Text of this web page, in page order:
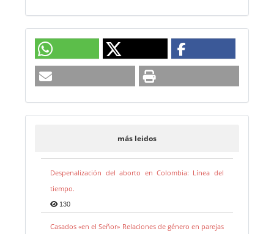
más leidos
Despenalización del aborto en Colombia: Línea del
tiempo.
130
Casados «en el Señor» Relaciones de género en parejas